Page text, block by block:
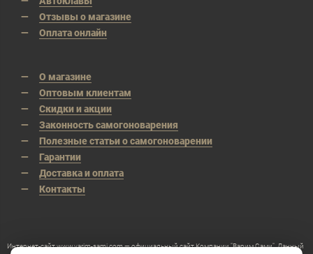
Отзывы о магазине
Оплата онлайн
О магазине
Оптовым клиентам
Скидки и акции
Законность самогоноварения
Полезные статьи о самогоноварении
Гарантии
Доставка и оплата
Контакты
Интернет-сайт www.varim-sami.com — официальный сайт Компании "Варим Сами". Данный